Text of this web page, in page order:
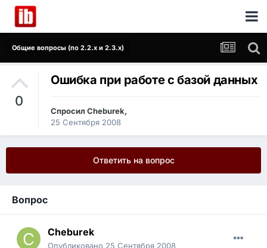
Общие вопросы (по 2.2.x и 2.3.x)
0
Ошибка при работе с базой данных
Спросил Cheburek,
25 Сентября 2008
Ответить на вопрос
Вопрос
Cheburek
Опубликовано 25 Сентября 2008